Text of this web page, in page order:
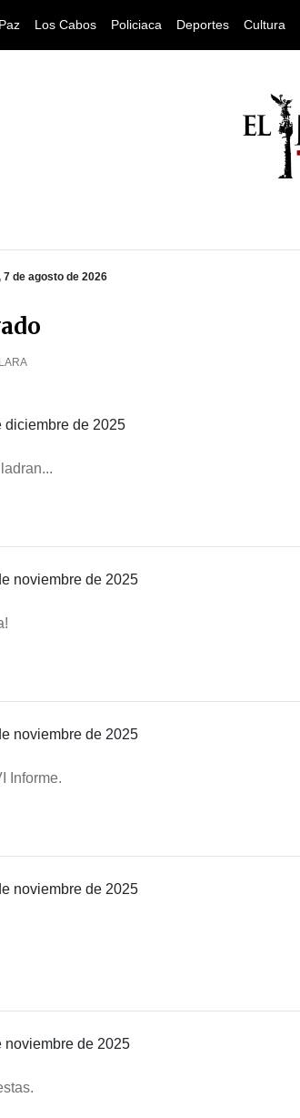
Los Cabos Policiaca Deportes Cultura
de agosto de 2026
diciembre de 2025
noviembre de 2025
noviembre de 2025
Informe.
noviembre de 2025
noviembre de 2025